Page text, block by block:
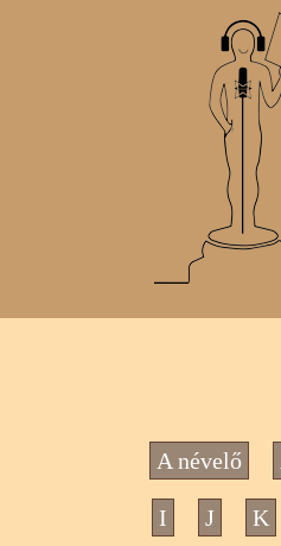
A névelő
I J K